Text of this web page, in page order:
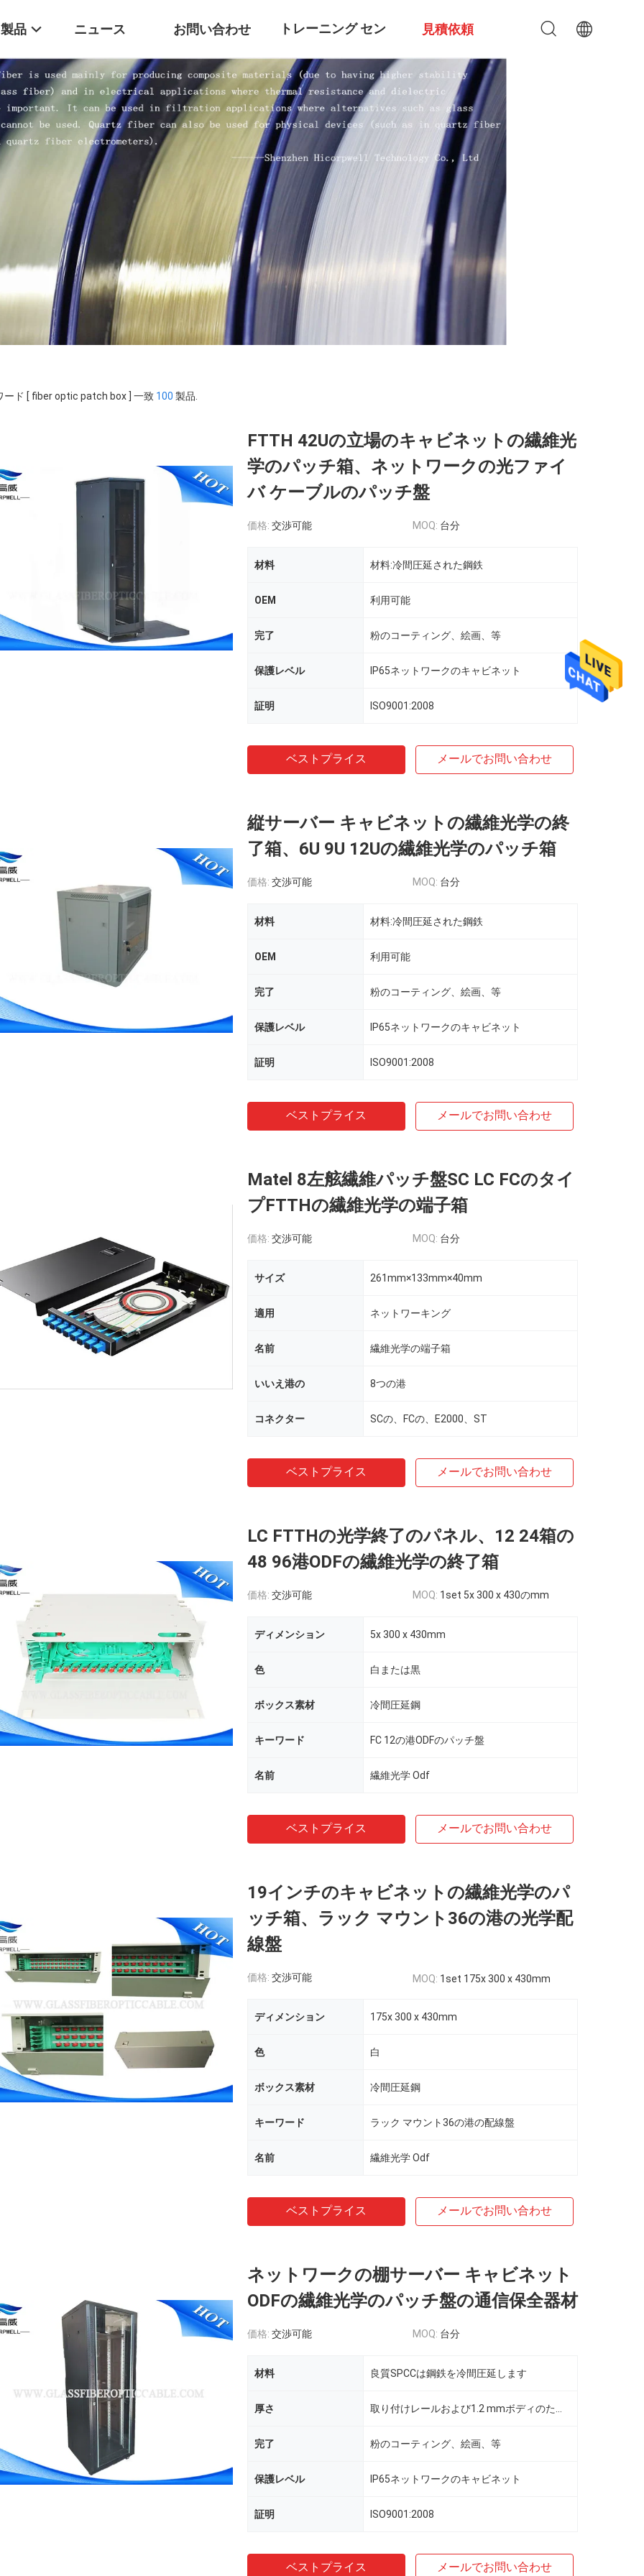
製品 ニュース お問い合わせ トレーニング セン
ター
見積依頼
ード [ fiber optic patch box ] 一致 100 製品.
FTTH 42Uの立場のキャビネットの繊維光
学のパッチ箱、ネットワークの光ファイ
バ ケーブルのパッチ盤
価格: 交渉可能 MOQ: 台分
材料 材料:冷間圧延された鋼鉄
OEM 利用可能
完了 粉のコーティング、絵画、等
保護レベル IP65ネットワークのキャビネット
証明 ISO9001:2008
ベストプライス メールでお問い合わせ
縦サーバー キャビネットの繊維光学の終
了箱、6U 9U 12Uの繊維光学のパッチ箱
価格: 交渉可能 MOQ: 台分
材料 材料:冷間圧延された鋼鉄
OEM 利用可能
完了 粉のコーティング、絵画、等
保護レベル IP65ネットワークのキャビネット
証明 ISO9001:2008
ベストプライス メールでお問い合わせ
Matel 8左舷繊維パッチ盤SC LC FCのタイ
プFTTHの繊維光学の端子箱
価格: 交渉可能 MOQ: 台分
サイズ 261mm×133mm×40mm
適用 ネットワーキング
名前 繊維光学の端子箱
いいえ港の 8つの港
コネクター SCの、FCの、E2000、ST
ベストプライス メールでお問い合わせ
LC FTTHの光学終了のパネル、12 24箱の
48 96港ODFの繊維光学の終了箱
価格: 交渉可能 MOQ: 1set 5x 300 x 430のmm
ディメンション 5x 300 x 430mm
色 白または黒
ボックス素材 冷間圧延鋼
キーワード FC 12の港ODFのパッチ盤
名前 繊維光学 Odf
ベストプライス メールでお問い合わせ
19インチのキャビネットの繊維光学のパ
ッチ箱、ラック マウント36の港の光学配
線盤
価格: 交渉可能 MOQ: 1set 175x 300 x 430mm
ディメンション 175x 300 x 430mm
色 白
ボックス素材 冷間圧延鋼
キーワード ラック マウント36の港の配線盤
名前 繊維光学 Odf
ベストプライス メールでお問い合わせ
ネットワークの棚サーバー キャビネット
ODFの繊維光学のパッチ盤の通信保全器材
価格: 交渉可能 MOQ: 台分
材料 良質SPCCは鋼鉄を冷間圧延します
厚さ
完了 粉のコーティング、絵画、等
保護レベル IP65ネットワークのキャビネット
証明 ISO9001:2008
ベストプライス メールでお問い合わせ